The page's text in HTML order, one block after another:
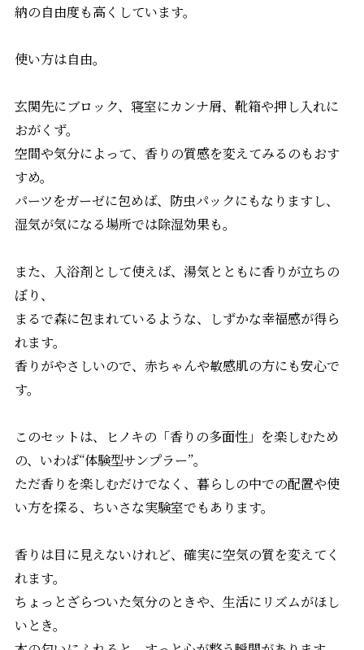
納の自由度も高くしています。
使い方は自由。
玄関先にブロック、寝室にカンナ屑、靴箱や押し入れに
おがくず。
空間や気分によって、香りの質感を変えてみるのもおす
すめ。
パーツをガーゼに包めば、防虫パックにもなりますし、
湿気が気になる場所では除湿効果も。
また、入浴剤として使えば、湯気とともに香りが立ちの
ぼり、
まるで森に包まれているような、しずかな幸福感が得ら
れます。
香りがやさしいので、赤ちゃんや敏感肌の方にも安心で
す。
このセットは、ヒノキの「香りの多面性」を楽しむため
の、いわば“体験型サンプラー”。
ただ香りを楽しむだけでなく、暮らしの中での配置や使
い方を探る、ちいさな実験室でもあります。
香りは目に見えないけれど、確実に空気の質を変えてく
れます。
ちょっとざらついた気分のときや、生活にリズムがほし
いとき。